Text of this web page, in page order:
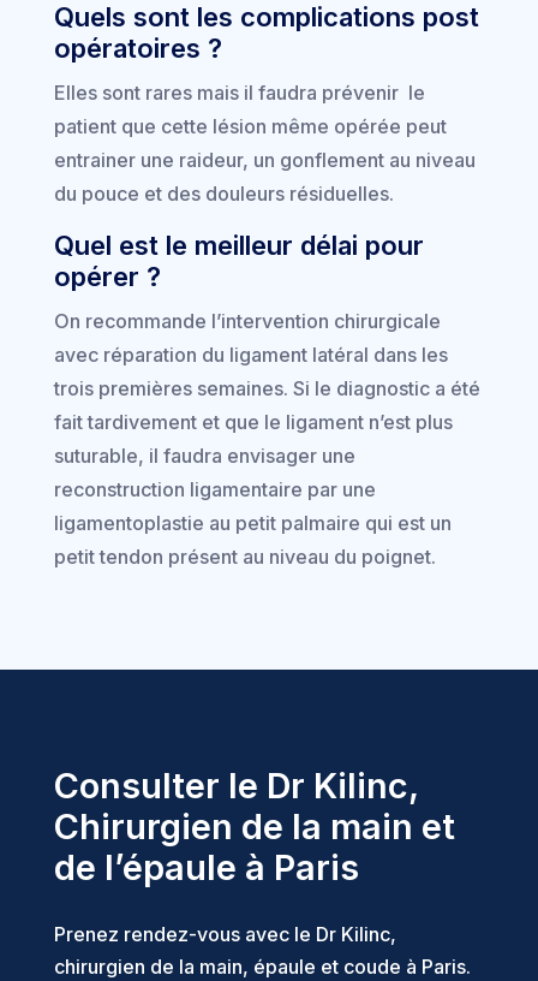
Quels sont les complications post
opératoires ?
Elles sont rares mais il faudra prévenir le
patient que cette lésion même opérée peut
entrainer une raideur, un gonflement au niveau
du pouce et des douleurs résiduelles.
Quel est le meilleur délai pour
opérer ?
On recommande l’intervention chirurgicale
avec réparation du ligament latéral dans les
trois premières semaines. Si le diagnostic a été
fait tardivement et que le ligament n’est plus
suturable, il faudra envisager une
reconstruction ligamentaire par une
ligamentoplastie au petit palmaire qui est un
petit tendon présent au niveau du poignet.
Consulter le Dr Kilinc,
Chirurgien de la main et
de l’épaule à Paris
Prenez rendez-vous avec le Dr Kilinc,
chirurgien de la main, épaule et coude à Paris.